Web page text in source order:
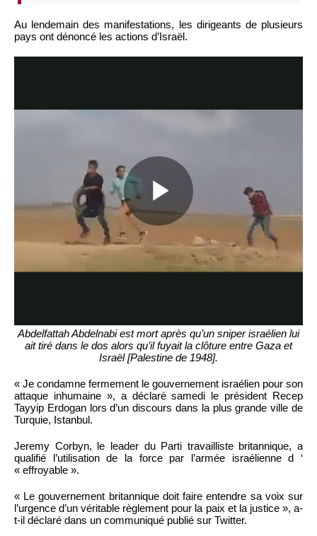
Au lendemain des manifestations, les dirigeants de plusieurs
pays ont dénoncé les actions d’Israël.
Abdelfattah Abdelnabi est mort après qu’un sniper israélien lui
ait tiré dans le dos alors qu’il fuyait la clôture entre Gaza et
Israël [Palestine de 1948].
« Je condamne fermement le gouvernement israélien pour son
attaque inhumaine », a déclaré samedi le président Recep
Tayyip Erdogan lors d’un discours dans la plus grande ville de
Turquie, Istanbul.
Jeremy Corbyn, le leader du Parti travailliste britannique, a
qualifié l’utilisation de la force par l’armée israélienne d ‘
« effroyable ».
« Le gouvernement britannique doit faire entendre sa voix sur
l’urgence d’un véritable règlement pour la paix et la justice », a-
t-il déclaré dans un communiqué publié sur Twitter.